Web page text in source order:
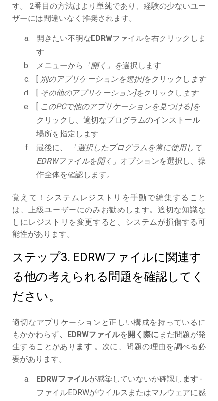
す。 2番目の方法はより単純であり、経験の少ないユー
ザーには間違いなく推奨されます。
開きたい不明なEDRWファイルを右クリックしま
す
メニューから
「開く」を選択します
[ 別のアプリケーションを選択]をクリックし ます
[ その他のアプリケーション]をクリックし ます
[ このPCで他のアプリケーションを見つける]を
クリックし、適切なプログラムのインストール
場所を指定します
最後に、
「選択したプログラムを常に使用して
EDRWファイルを開く」 オプションを選択し、操
作全体を確認します。
覚えて！システムレジストリを手動で編集すること
は、上級ユーザーにのみお勧めします。適切な知識な
しにレジストリを変更すると、システムが損傷する可
能性があります。
ステップ3. EDRWファイルに関連す
る他の考えられる問題を確認してく
ださい。
適切なアプリケーションと正しい構成を持っているに
もかかわらず、EDRWファイルを 開く際に まだ問題が発
生することがあり ます 。次に、問題の理由を調べる必
要があります。
EDRWファイルが感染していないか確認し ます -
ファイルEDRWがウイルスまたはマルウェアに感